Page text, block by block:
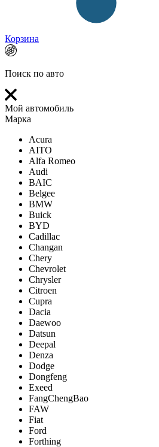
Корзина
Поиск по авто
Мой автомобиль
Марка
Acura
AITO
Alfa Romeo
Audi
BAIC
Belgee
BMW
Buick
BYD
Cadillac
Changan
Chery
Chevrolet
Chrysler
Citroen
Cupra
Dacia
Daewoo
Datsun
Deepal
Denza
Dodge
Dongfeng
Exeed
FangChengBao
FAW
Fiat
Ford
Forthing